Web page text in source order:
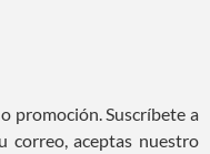
promoción. Suscríbete a
correo, aceptas nuestro